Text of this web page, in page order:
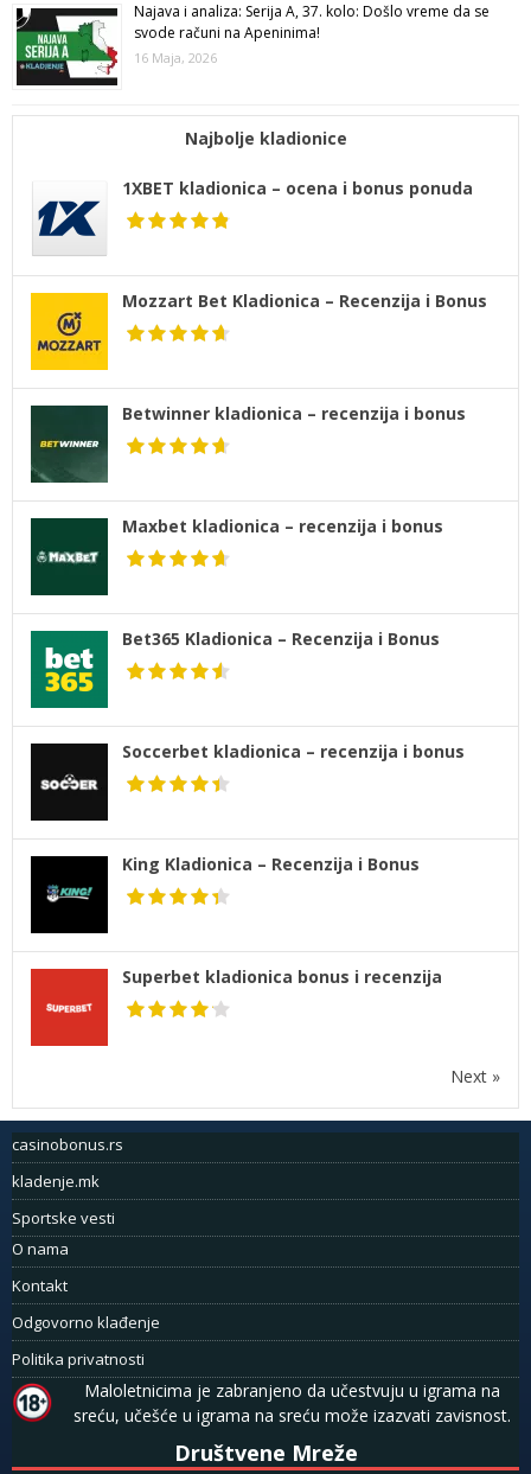
Najava i analiza: Serija A, 37. kolo: Došlo vreme da se
svode računi na Apeninima!
16 Maja, 2026
Najbolje kladionice
1XBET kladionica – ocena i bonus ponuda
Mozzart Bet Kladionica – Recenzija i Bonus
Betwinner kladionica – recenzija i bonus
Maxbet kladionica – recenzija i bonus
Bet365 Kladionica – Recenzija i Bonus
Soccerbet kladionica – recenzija i bonus
King Kladionica – Recenzija i Bonus
Superbet kladionica bonus i recenzija
Next »
casinobonus.rs
kladenje.mk
Sportske vesti
O nama
Kontakt
Odgovorno klađenje
Politika privatnosti
Maloletnicima je zabranjeno da učestvuju u igrama na
sreću, učešće u igrama na sreću može izazvati zavisnost.
Društvene Mreže